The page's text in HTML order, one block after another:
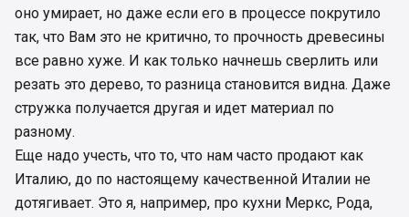
оно умирает, но даже если его в процессе покрутило
так, что Вам это не критично, то прочность древесины
все равно хуже. И как только начнешь сверлить или
резать это дерево, то разница становится видна. Даже
стружка получается другая и идет материал по
разному.
Еще надо учесть, что то, что нам часто продают как
Италию, до по настоящему качественной Италии не
дотягивает. Это я, например, про кухни Меркс, Рода,